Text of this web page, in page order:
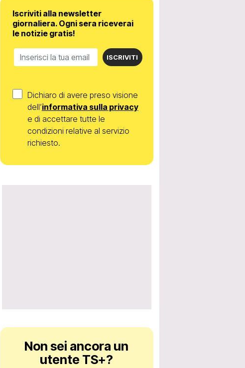
Iscriviti alla newsletter
giornaliera. Ogni sera riceverai
le notizie gratis!
ISCRIVITI
Dichiaro di avere preso visione
dell’informativa sulla privacy
e di accettare tutte le
condizioni relative al servizio
richiesto.
Non sei ancora un
utente TS+?